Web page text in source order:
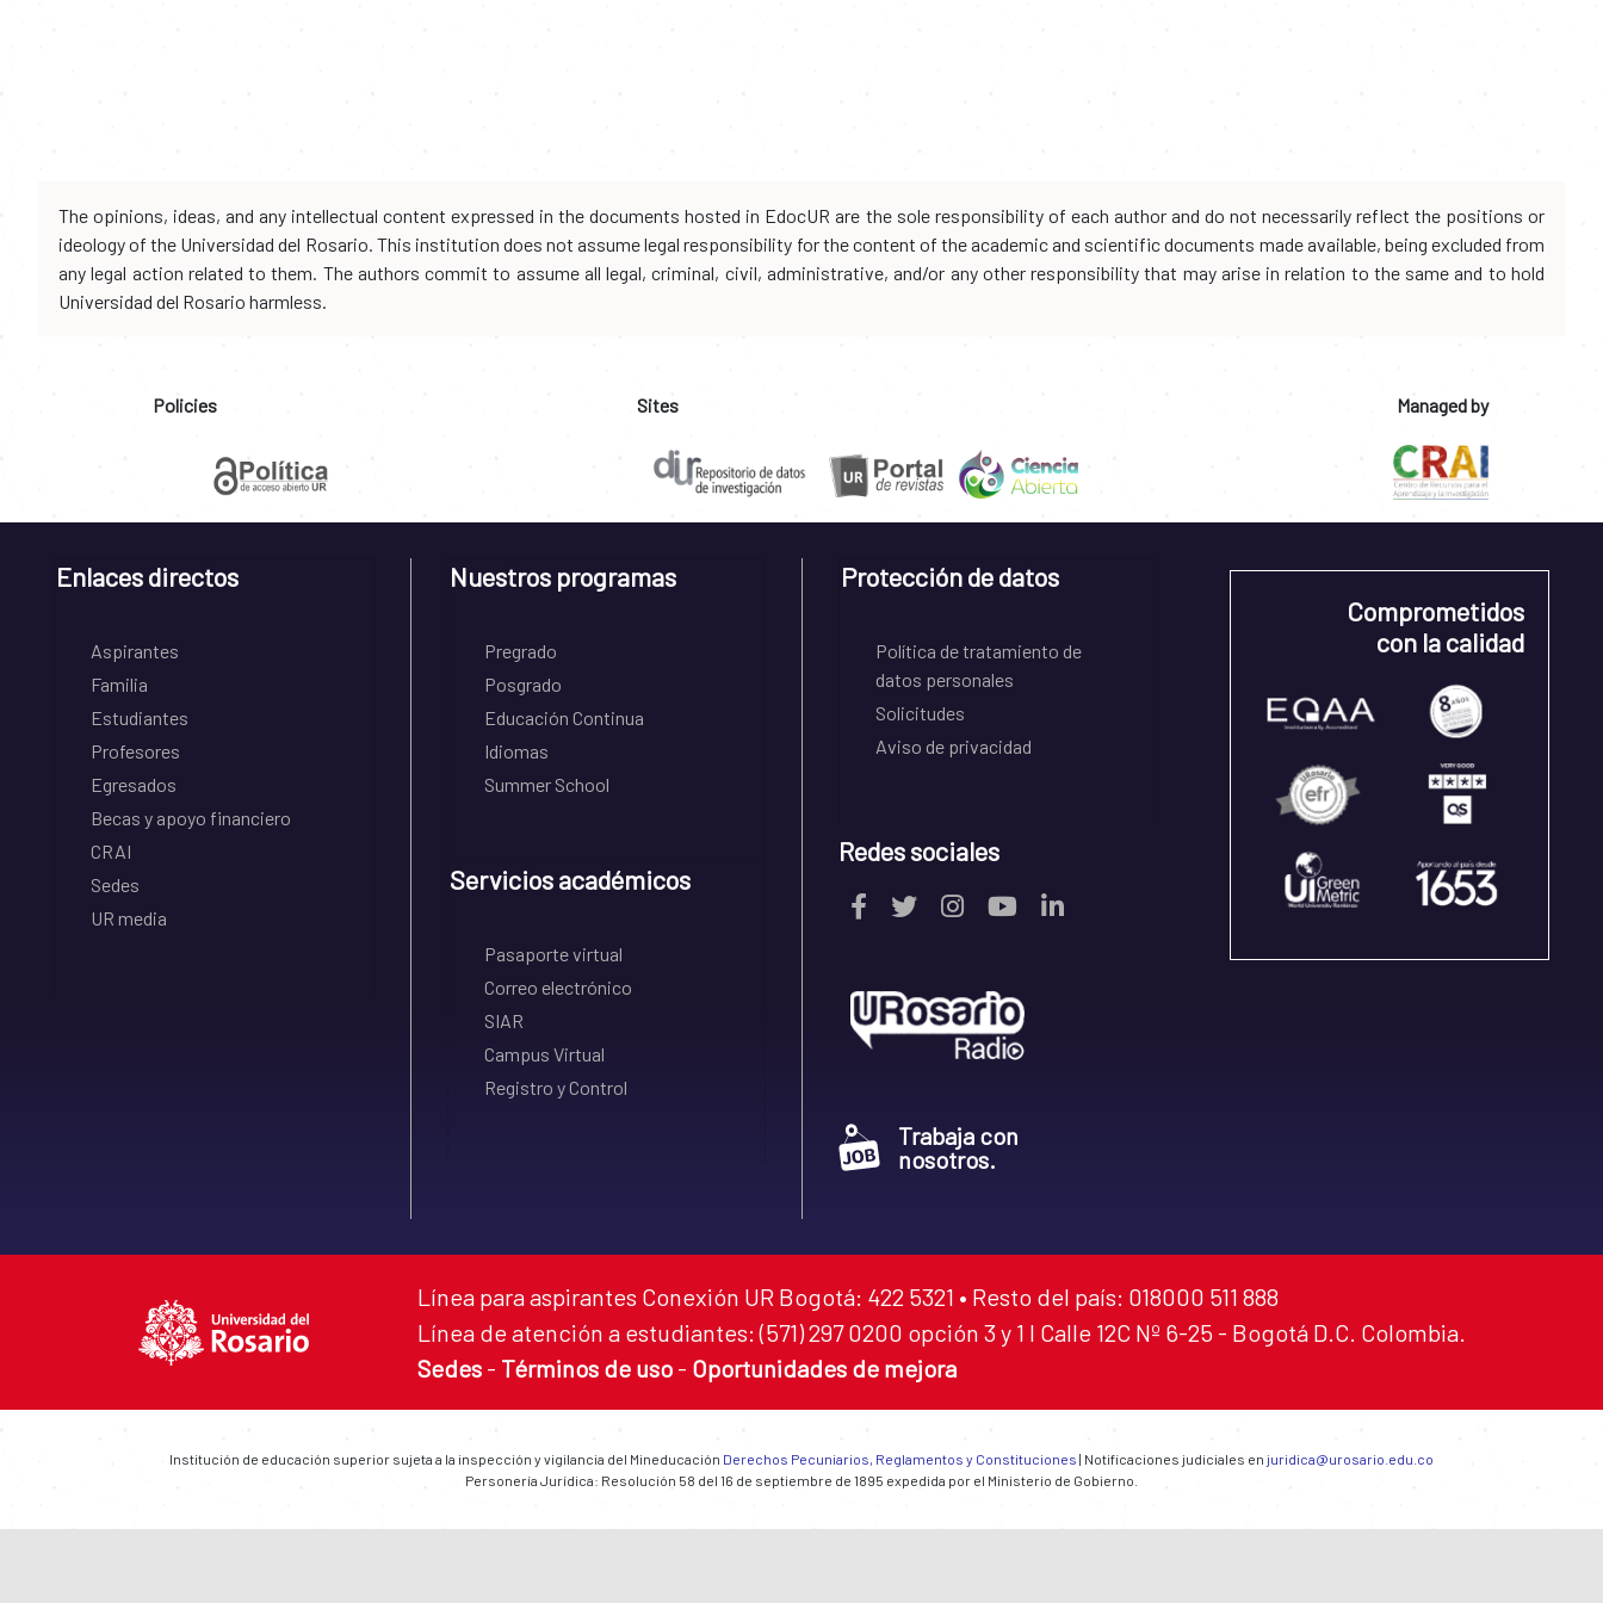
The opinions, ideas, and any intellectual content expressed in the documents hosted in EdocUR are the sole responsibility of each author and do not necessarily reflect the positions or
ideology of the Universidad del Rosario. This institution does not assume legal responsibility for the content of the academic and scientific documents made available, being excluded from
any legal action related to them. The authors commit to assume all legal, criminal, civil, administrative, and/or any other responsibility that may arise in relation to the same and to hold
Universidad del Rosario harmless.
Policies Sites Managed by
Enlaces directos
Aspirantes
Familia
Estudiantes
Profesores
Egresados
Becas y apoyo financiero
CRAI
Sedes
UR media
Nuestros programas
Pregrado
Posgrado
Educación Continua
Idiomas
Summer School
Servicios académicos
Pasaporte virtual
Correo electrónico
SIAR
Campus Virtual
Registro y Control
Protección de datos
Política de tratamiento de
datos personales
Solicitudes
Aviso de privacidad
Redes sociales
Trabaja con
nosotros.
Comprometidos
con la calidad
Línea para aspirantes Conexión UR Bogotá: 422 5321 • Resto del país: 018000 511 888
Línea de atención a estudiantes: (571) 297 0200 opción 3 y 1 I Calle 12C Nº 6-25 - Bogotá D.C. Colombia.
Sedes - Términos de uso - Oportunidades de mejora
Institución de educación superior sujeta a la inspección y vigilancia del Mineducación Derechos Pecuniarios, Reglamentos y Constituciones | Notificaciones judiciales en juridica@urosario.edu.co
Personería Jurídica: Resolución 58 del 16 de septiembre de 1895 expedida por el Ministerio de Gobierno.